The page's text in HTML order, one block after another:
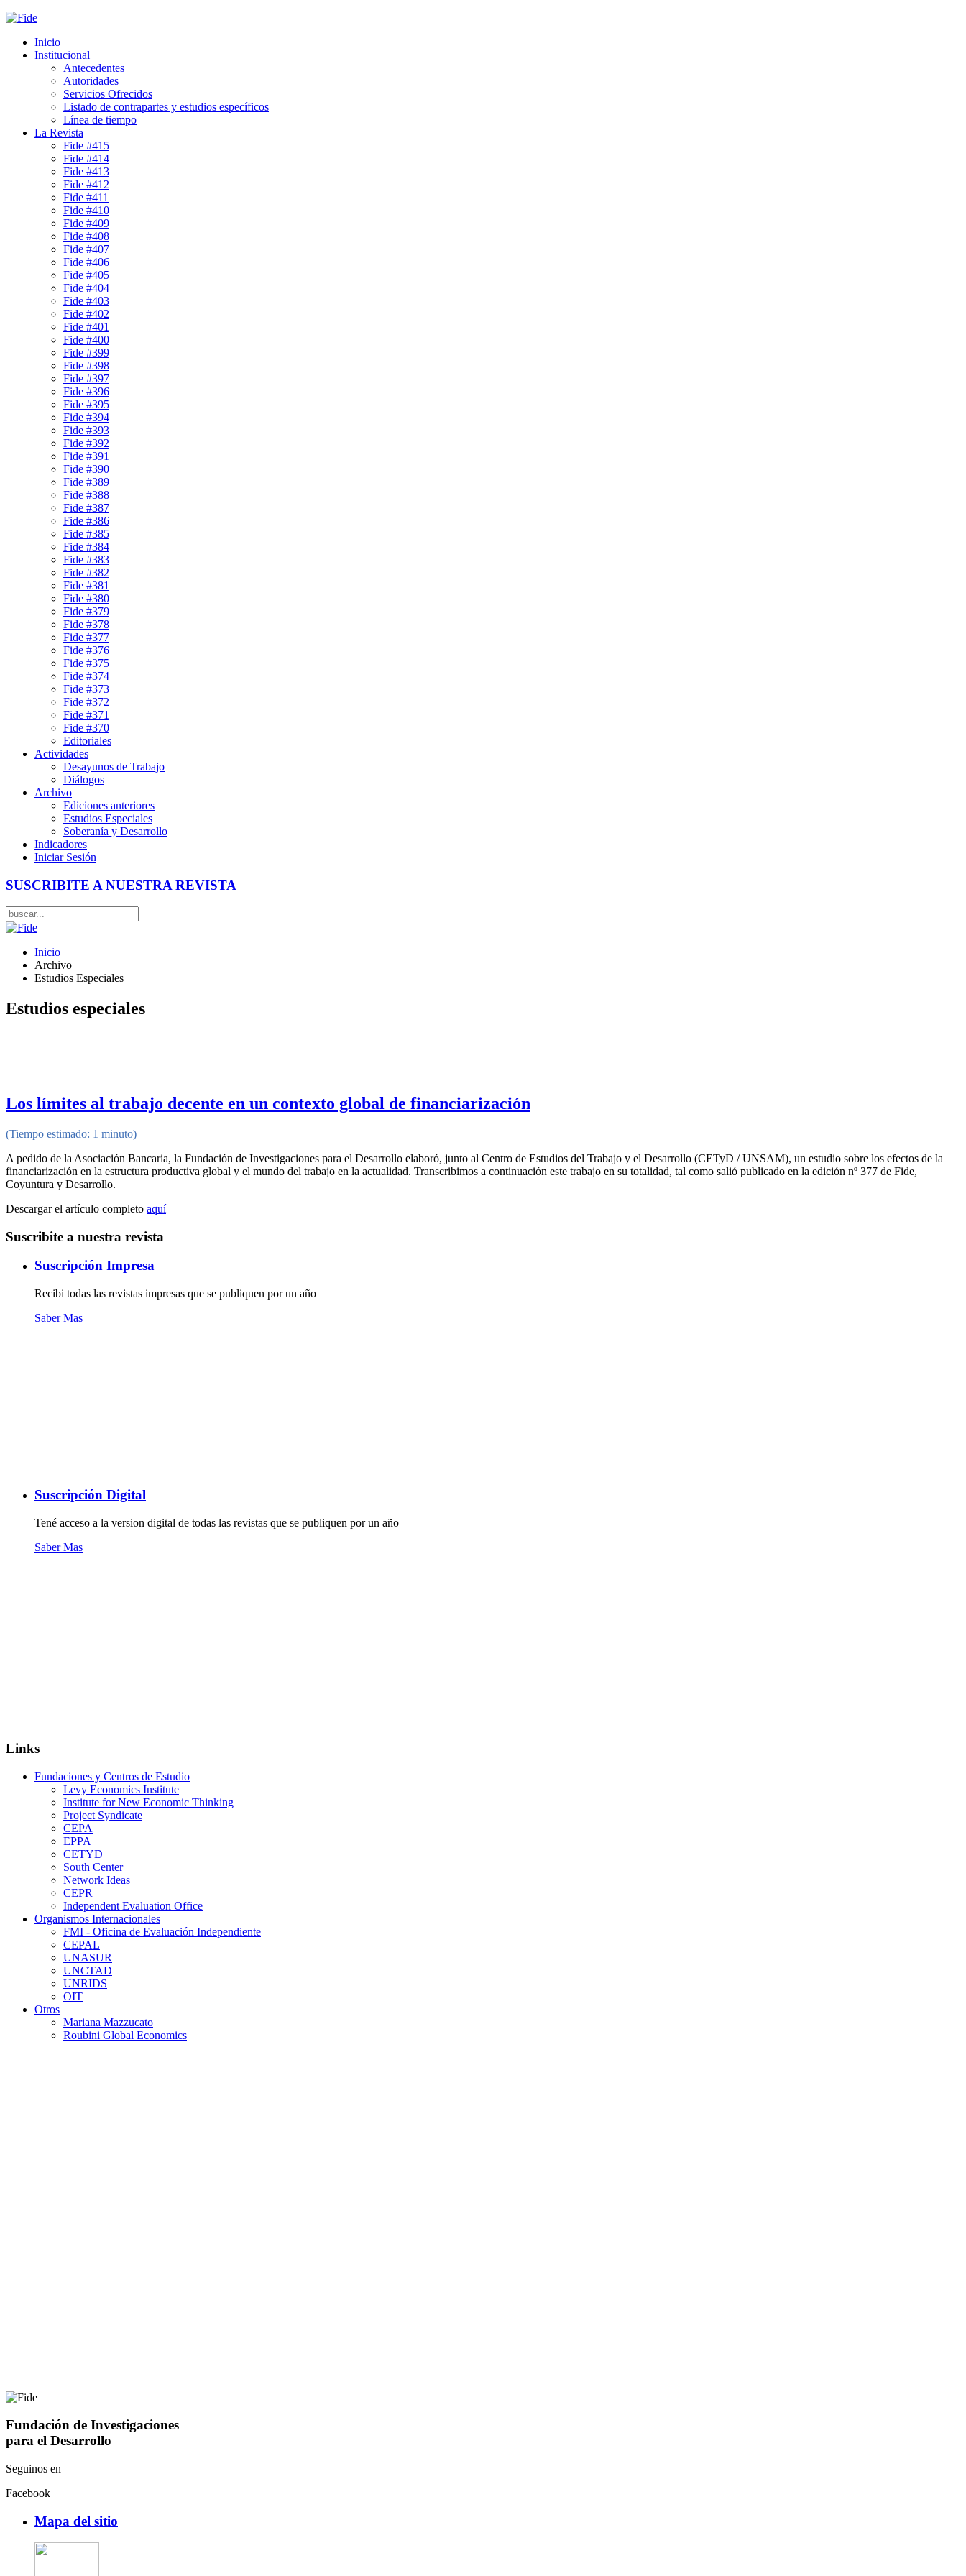
Inicio
Institucional
Antecedentes
Autoridades
Servicios Ofrecidos
Listado de contrapartes y estudios específicos
Línea de tiempo
La Revista
Fide #415
Fide #414
Fide #413
Fide #412
Fide #411
Fide #410
Fide #409
Fide #408
Fide #407
Fide #406
Fide #405
Fide #404
Fide #403
Fide #402
Fide #401
Fide #400
Fide #399
Fide #398
Fide #397
Fide #396
Fide #395
Fide #394
Fide #393
Fide #392
Fide #391
Fide #390
Fide #389
Fide #388
Fide #387
Fide #386
Fide #385
Fide #384
Fide #383
Fide #382
Fide #381
Fide #380
Fide #379
Fide #378
Fide #377
Fide #376
Fide #375
Fide #374
Fide #373
Fide #372
Fide #371
Fide #370
Editoriales
Actividades
Desayunos de Trabajo
Diálogos
Archivo
Ediciones anteriores
Estudios Especiales
Soberanía y Desarrollo
Indicadores
Iniciar Sesión
SUSCRIBITE A NUESTRA REVISTA
Inicio
Archivo
Estudios Especiales
Estudios especiales
Los límites al trabajo decente en un contexto global de financiarización
(Tiempo estimado: 1 minuto)
A pedido de la Asociación Bancaria, la Fundación de Investigaciones para el Desarrollo elaboró, junto al Centro de Estudios del Trabajo y el Desarrollo (CETyD / UNSAM), un estudio sobre los efectos de la
financiarización en la estructura productiva global y el mundo del trabajo en la actualidad. Transcribimos a continuación este trabajo en su totalidad, tal como salió publicado en la edición nº 377 de Fide,
Coyuntura y Desarrollo.
Descargar el artículo completo aquí
Suscribite a nuestra revista
Suscripción Impresa
Recibi todas las revistas impresas que se publiquen por un año
Saber Mas
Suscripción Digital
Tené acceso a la version digital de todas las revistas que se publiquen por un año
Saber Mas
Links
Fundaciones y Centros de Estudio
Levy Economics Institute
Institute for New Economic Thinking
Project Syndicate
CEPA
EPPA
CETYD
South Center
Network Ideas
CEPR
Independent Evaluation Office
Organismos Internacionales
FMI - Oficina de Evaluación Independiente
CEPAL
UNASUR
UNCTAD
UNRIDS
OIT
Otros
Mariana Mazzucato
Roubini Global Economics
Fundación de Investigaciones
para el Desarrollo
Seguinos en
Facebook
Mapa del sitio